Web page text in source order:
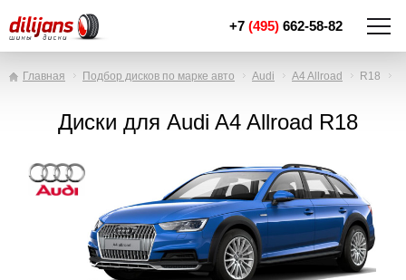
+7 (495) 662-58-82
Главная Подбор дисков по марке авто Audi A4 Allroad R18
Диски для Audi A4 Allroad R18